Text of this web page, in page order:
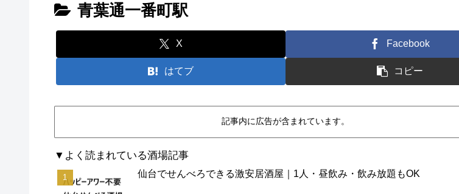
青葉通一番町駅
X Facebook
はてブ コピー
記事内に広告が含まれています。
▼よく読まれている酒場記事
仙台でせんべろできる激安居酒屋｜1人・昼飲み・飲み放題もOK